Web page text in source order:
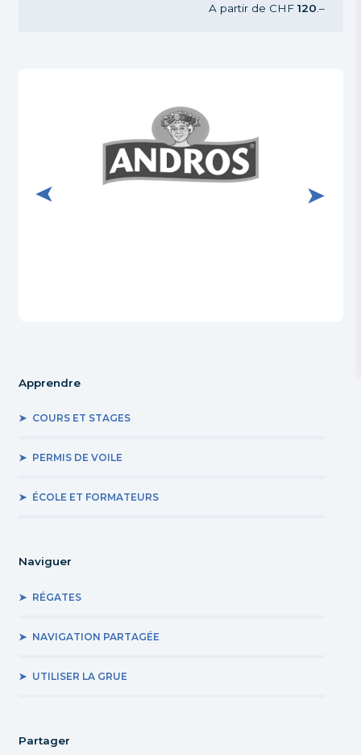
A partir de CHF 120 .–
Visiter le site internet de BCV Pully
Apprendre
COURS ET STAGES
PERMIS DE VOILE
ÉCOLE ET FORMATEURS
Naviguer
RÉGATES
NAVIGATION PARTAGÉE
UTILISER LA GRUE
Partager